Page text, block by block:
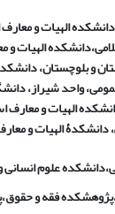
الهیات و
الهیات و
و بلوچستان،
واحد شیراز،
الهیات و معارف
الهیات و
علوم انسانی
فقه و